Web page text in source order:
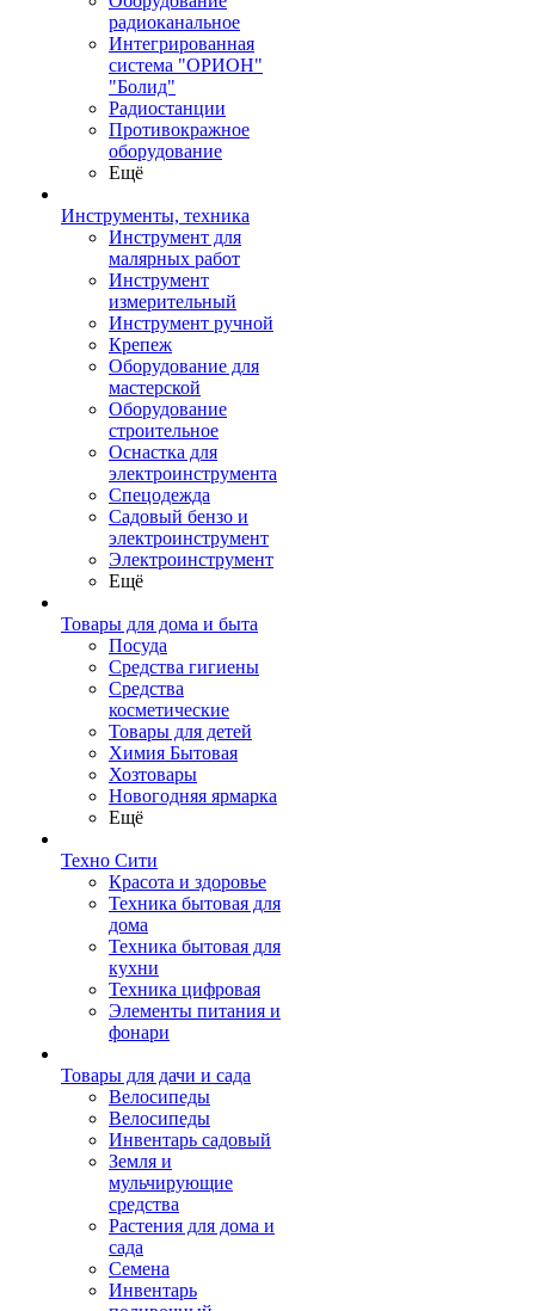
радиоканальное
Интегрированная
система "ОРИОН"
"Болид"
Радиостанции
Противокражное
оборудование
Ещё
Инструменты, техника
Инструмент для
малярных работ
Инструмент
измерительный
Инструмент ручной
Крепеж
Оборудование для
мастерской
Оборудование
строительное
Оснастка для
электроинструмента
Спецодежда
Садовый бензо и
электроинструмент
Электроинструмент
Ещё
Товары для дома и быта
Посуда
Средства гигиены
Средства
косметические
Товары для детей
Химия Бытовая
Хозтовары
Новогодняя ярмарка
Ещё
Техно Сити
Красота и здоровье
Техника бытовая для
дома
Техника бытовая для
кухни
Техника цифровая
Элементы питания и
фонари
Товары для дачи и сада
Велосипеды
Велосипеды
Инвентарь садовый
Земля и
мульчирующие
средства
Растения для дома и
сада
Семена
Инвентарь